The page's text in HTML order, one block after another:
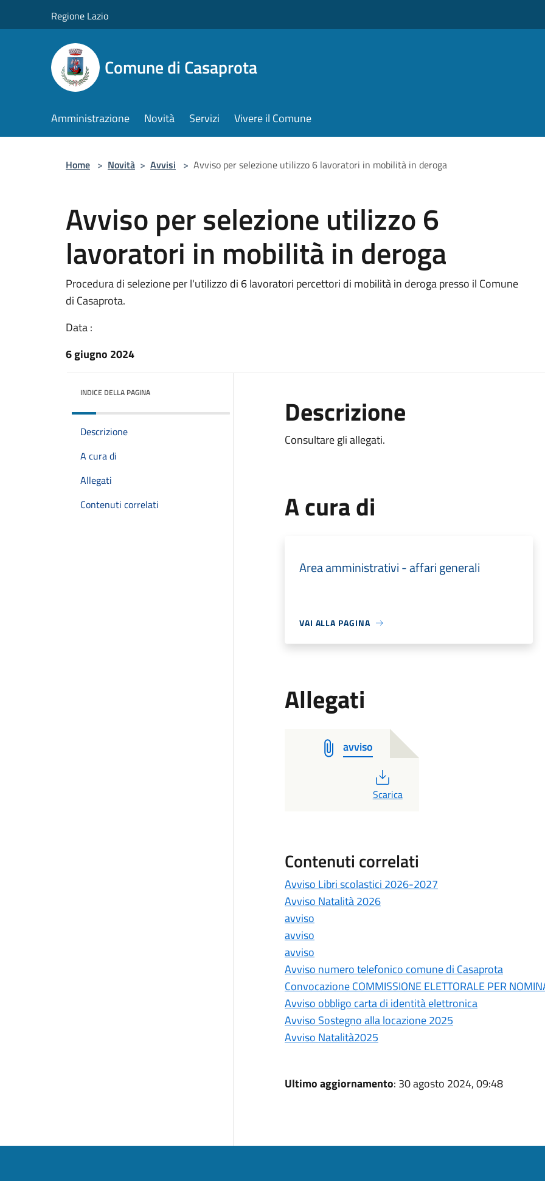
Regione Lazio
Comune di Casaprota
Amministrazione Novità Servizi Vivere il Comune
Home > Novità > Avvisi > Avviso per selezione utilizzo 6 lavoratori in mobilità in deroga
Avviso per selezione utilizzo 6
lavoratori in mobilità in deroga
Procedura di selezione per l'utilizzo di 6 lavoratori percettori di mobilità in deroga presso il Comune
di Casaprota.
Data :
6 giugno 2024
INDICE DELLA PAGINA
Descrizione
A cura di
Allegati
Contenuti correlati
Descrizione
Consultare gli allegati.
A cura di
Area amministrativi - affari generali
VAI ALLA PAGINA
Allegati
avviso
PDF
Scarica
Contenuti correlati
Avviso Libri scolastici 2026-2027
Avviso Natalità 2026
avviso
avviso
avviso
Avviso numero telefonico comune di Casaprota
Convocazione COMMISSIONE ELETTORALE PER
Avviso obbligo carta di identità elettronica
Avviso Sostegno alla locazione 2025
Avviso Natalità2025
Ultimo aggiornamento: 30 agosto 2024, 09:48